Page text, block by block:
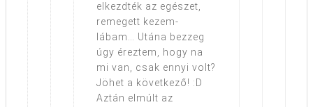
elkezdték az egészet,
remegett kezem-
lábam… Utána bezzeg
úgy éreztem, hogy na
mi van, csak ennyi volt?
Jöhet a következő! :D
Aztán elmúlt az